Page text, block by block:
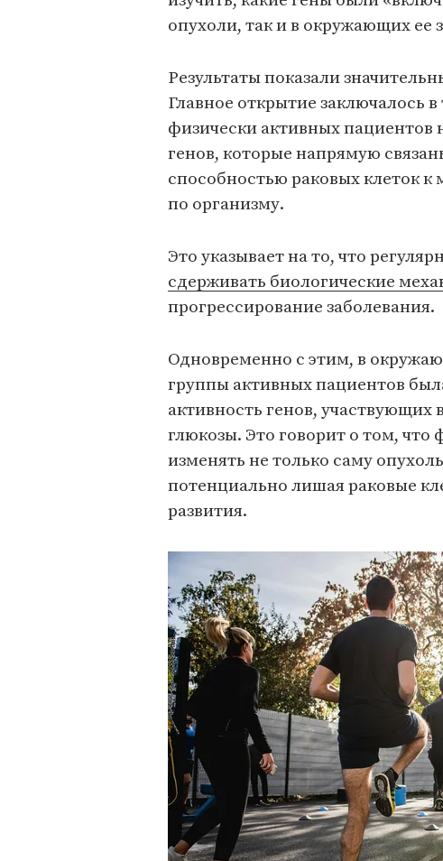
опухоли, так и в окружающих ее
Результаты показали
Главное открытие заключалось
физически активных
генов, которые напрямую
способностью раковых клеток
по организму.
Это указывает на то, что
сдерживать биологические
прогрессирование заболевания.
Одновременно с этим, в
группы активных пациентов
активность генов,
глюкозы. Это говорит о том, что
изменять не только саму
потенциально лишая раковые
развития.